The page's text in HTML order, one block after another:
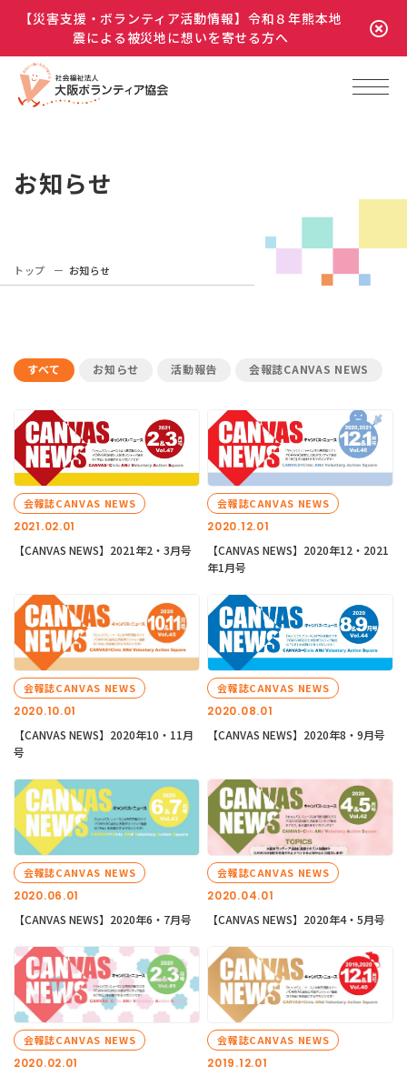
【災害支援・ボランティア活動情報】令和８年熊本地
震による被災地に想いを寄せる方へ
お知らせ
トップ お知らせ
すべて お知らせ 活動報告 会報誌CANVAS NEWS
2021.02.01
会報誌CANVAS NEWS
【CANVAS NEWS】2021年2・3月号
2020.12.01
会報誌CANVAS NEWS
【CANVAS NEWS】2020年12・2021
年1月号
2020.10.01
会報誌CANVAS NEWS
【CANVAS NEWS】2020年10・11月
号
2020.08.01
会報誌CANVAS NEWS
【CANVAS NEWS】2020年8・9月号
2020.06.01
会報誌CANVAS NEWS
【CANVAS NEWS】2020年6・7月号
2020.04.01
会報誌CANVAS NEWS
【CANVAS NEWS】2020年4・5月号
2020.02.01
会報誌CANVAS NEWS
2019.12.01
会報誌CANVAS NEWS